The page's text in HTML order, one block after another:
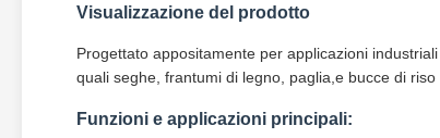
Visualizzazione del prodotto
Progettato appositamente per applicazioni
quali seghe, frantumi di legno, paglia,e bucce di
Funzioni e applicazioni principali: